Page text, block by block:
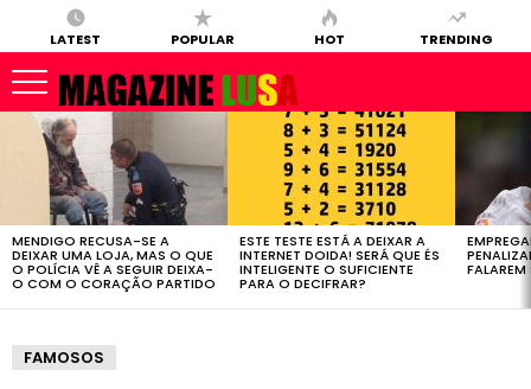
LATEST POPULAR HOT TRENDING
LATEST
STORIES
MENDIGO RECUSA-SE A
DEIXAR UMA LOJA, MAS O QUE
O POLÍCIA VÊ A SEGUIR DEIXA-
O COM O CORAÇÃO PARTIDO
ESTE TESTE ESTÁ A DEIXAR A
INTERNET DOIDA! SERÁ QUE ÉS
INTELIGENTE O SUFICIENTE
PARA O DECIFRAR?
FALAREM
FAMOSOS